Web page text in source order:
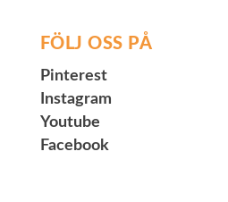
FÖLJ OSS PÅ
Pinterest
Instagram
Youtube
Facebook